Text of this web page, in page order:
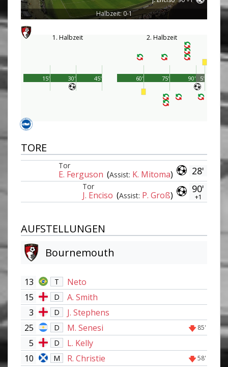
Halbzeit: 0-1
1. Halbzeit
45'
15' 30'
2. Halbzeit
90'
60' 75' 5'
TORE
28'
Tor
E. Ferguson (Assist: K. Mitoma)
90'
+1
Tor
J. Enciso (Assist: P. Groß)
AUFSTELLUNGEN
Bournemouth
13 T
Neto
15
D
A. Smith
3
D
J. Stephens
25
D M. Senesi 85'
5 D
L. Kelly
10
M R. Christie 58'